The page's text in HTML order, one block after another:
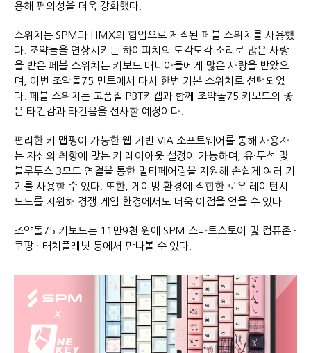
용해 편의성을 더욱 강화했다.
스위치는 SPM과 HMX의 협업으로 제작된 페블 스위치를 사용했
다. 조약돌을 연상시키는 하이피치의 도각도각 소리로 많은 사랑
을 받은 페블 스위치는 키보드 매니아들에게 많은 사랑을 받았으
며, 이번 조약돌75 민트에서 다시 한번 기본 스위치로 선택되었
다. 페블 스위치는 고품질 PBT키캡과 함께 조약돌75 키보드의 좋
은 타건감과 타건음을 선사할 예정이다.
편리한 키 맵핑이 가능한 웹 기반 VIA 소프트웨어를 통해 사용자
는 자신의 취향에 맞는 키 레이아웃 설정이 가능하며, 유·무선 및
블루투스 3모드 연결을 통한 멀티페어링을 지원해 손쉽게 여러 기
기를 사용할 수 있다. 또한, 게이밍 환경에 적합한 로우 레이턴시
모드를 지원해 경쟁 게임 환경에서도 더욱 이점을 얻을 수 있다.
조약돌75 키보드는 11만9천 원에 SPM 스마트스토어 및 컴퓨존 ·
쿠팡 · 터치플래닛 등에서 만나볼 수 있다.